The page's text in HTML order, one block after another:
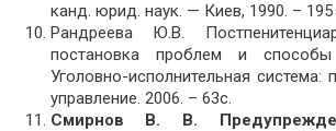
канд. юрид. наук. — Киев, 1990. – 195
Рандреева Ю.В.
постановка проблем и
Уголовно-исполнительная система:
управление. 2006. – 63с.
Смирнов В. В.